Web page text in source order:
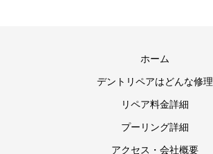
ホーム
デントリペアはどんな修理
リペア料金詳細
プーリング詳細
アクセス・会社概要